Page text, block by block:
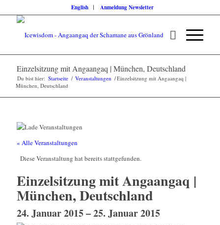
English Anmeldung Newsletter
Einzelsitzung mit Angaangaq | München, Deutschland
Du bist hier: Startseite / Veranstaltungen /Einzelsitzung mit Angaangaq |
München, Deutschland
« Alle Veranstaltungen
Diese Veranstaltung hat bereits stattgefunden.
Einzelsitzung mit Angaangaq |
München, Deutschland
24. Januar 2015–25. Januar 2015